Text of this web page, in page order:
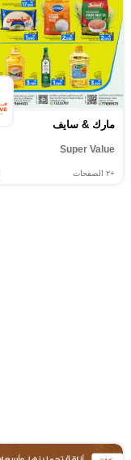
مارك & سايف
Super Value
+٢ الصفحات